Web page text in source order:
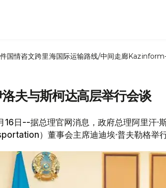
国情咨文跨里海国际运输路线/中间走廊
洛夫与斯柯达高层举行会谈
16日--据总理官网消息，政府总理阿里汗·
）董事会主席迪迪埃·普夫勒格举行